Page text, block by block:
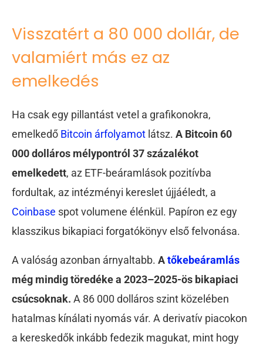
Visszatért a 80 000 dollár, de
valamiért más ez az
emelkedés
Ha csak egy pillantást vetel a grafikonokra,
emelkedő Bitcoin árfolyamot látsz. A Bitcoin 60
000 dolláros mélypontról 37 százalékot
emelkedett, az ETF-beáramlások pozitívba
fordultak, az intézményi kereslet újjáéledt, a
Coinbase spot volumene élénkül. Papíron ez egy
klasszikus bikapiaci forgatókönyv első felvonása.
A valóság azonban árnyaltabb. Atőkebeáramlás
még mindig töredéke a 2023–2025-ös bikapiaci
csúcsoknak. A 86 000 dolláros szint közelében
hatalmas kínálati nyomás vár. A derivatív piacokon
a kereskedők inkább fedezik magukat, mint hogy